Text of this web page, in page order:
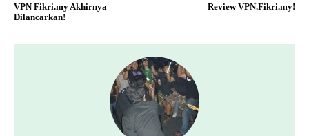
VPN Fikri.my Akhirnya
Dilancarkan!
Review VPN.Fikri.my!